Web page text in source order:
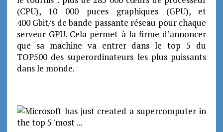
(CPU), 10 000 puces graphiques (GPU), et
400 Gbit/s de bande passante réseau pour chaque
serveur GPU. Cela permet à la firme d’annoncer
que sa machine va entrer dans le top 5 du
TOP500 des superordinateurs les plus puissants
dans le monde.